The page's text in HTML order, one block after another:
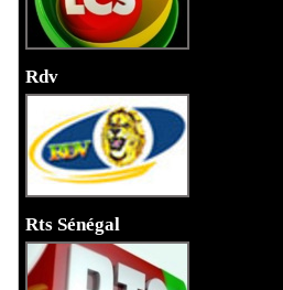
Rdv
Rts Sénégal